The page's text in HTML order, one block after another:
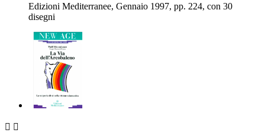
Edizioni Mediterranee, Gennaio 1997, pp. 224, con 30
disegni
 